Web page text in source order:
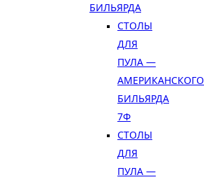
БИЛЬЯРДА
СТОЛЫ
ДЛЯ
ПУЛА —
АМЕРИКАНСКОГО
БИЛЬЯРДА
7Ф
СТОЛЫ
ДЛЯ
ПУЛА —